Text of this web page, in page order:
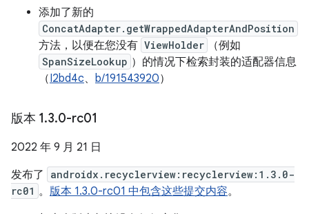
添加了新的
ConcatAdapter.getWrappedAdapterAndPosition
方法，以便在您没有 ViewHolder （例如
SpanSizeLookup ）的情况下检索封装的适配器信息
（I2bd4c、 b/191543920）
版本 1.3.0-rc01
2022 年 9 月 21 日
发布了
androidx.recyclerview:recyclerview:1.3.0-
rc01 。 版本 1.3.0-rc01 中包含这些提交内容。